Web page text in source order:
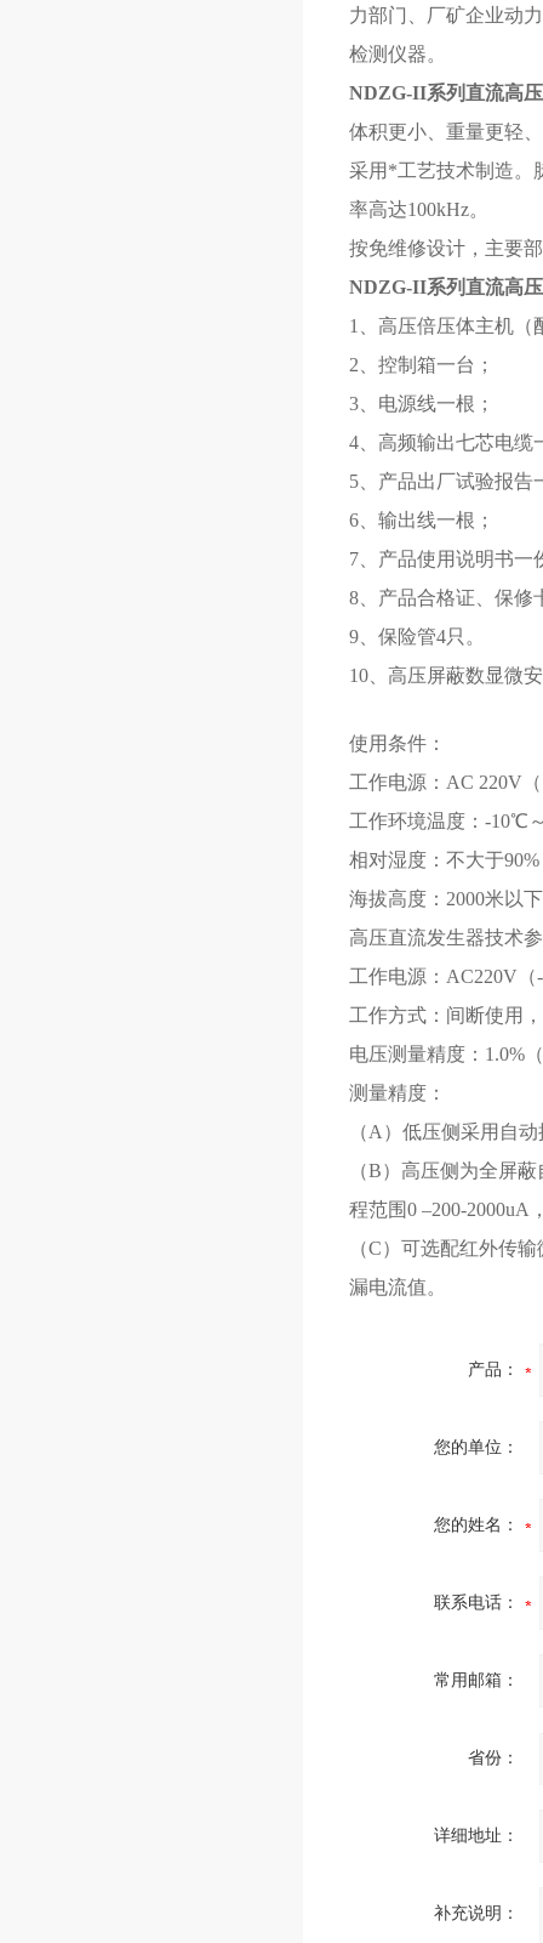
力部门、厂矿企业动
检测仪器。
NDZG-II系列直流高
体积更小、重量更轻
采用*工艺技术制造。
率高达100kHz。
按免维修设计，主要
NDZG-II系列直流高
1、高压倍压体主机（
2、控制箱一台；
3、电源线一根；
4、高频输出七芯电缆
5、产品出厂试验报告
6、输出线一根；
7、产品使用说明书一
8、产品合格证、保修
9、保险管4只。
10、高压屏蔽数显微
使用条件：
工作电源：AC 220V
工作环境温度：-10℃
相对湿度：不大于
海拔高度：2000米以下
高压直流发生器技术
工作电源：AC220V（
工作方式：间断使用
电压测量精度：1.0%
测量精度：
（A）低压侧采用自
（B）高压侧为全屏
程范围0 –200-2000uA
（C）可选配红外传
漏电流值。
产品：
您的单位：
您的姓名：
联系电话：
常用邮箱：
省份：
详细地址：
补充说明：